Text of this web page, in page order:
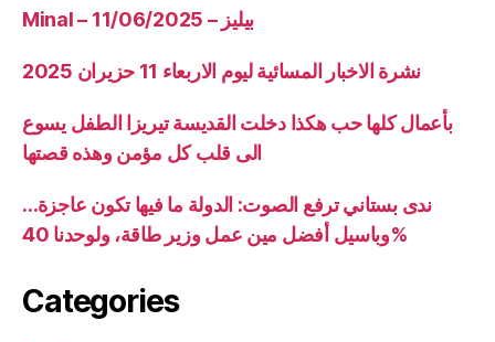
Minal – 11/06/2025 – بيليز
نشرة الاخبار المسائية ليوم الاربعاء 11 حزيران 2025
بأعمال كلها حب هكذا دخلت القديسة تيريزا الطفل يسوع
الى قلب كل مؤمن وهذه قصتها
ندى بستاني ترفع الصوت: الدولة ما فيها تكون عاجزة…
وباسيل أفضل مين عمل وزير طاقة، ولوحدنا 40%
Categories